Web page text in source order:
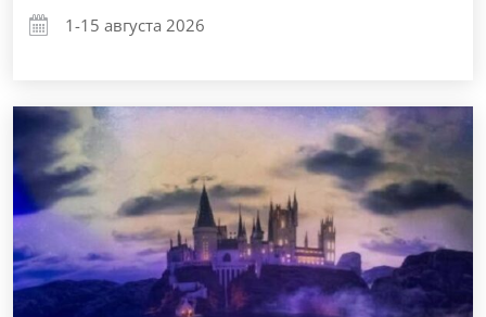
1-15 августа 2026